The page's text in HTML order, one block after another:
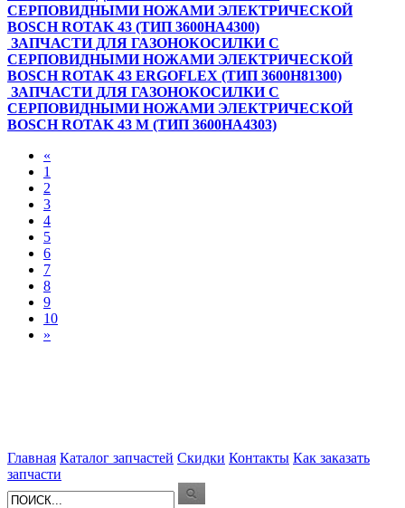
СЕРПОВИДНЫМИ НОЖАМИ ЭЛЕКТРИЧЕСКОЙ
BOSCH ROTAK 43 (ТИП 3600HA4300)
ЗАПЧАСТИ ДЛЯ ГАЗОНОКОСИЛКИ С
СЕРПОВИДНЫМИ НОЖАМИ ЭЛЕКТРИЧЕСКОЙ
BOSCH ROTAK 43 ERGOFLEX (ТИП 3600H81300)
ЗАПЧАСТИ ДЛЯ ГАЗОНОКОСИЛКИ С
СЕРПОВИДНЫМИ НОЖАМИ ЭЛЕКТРИЧЕСКОЙ
BOSCH ROTAK 43 M (ТИП 3600HA4303)
«
1
2
3
4
5
6
7
8
9
10
»
Главная Каталог запчастей Скидки Контакты Как заказать
запчасти